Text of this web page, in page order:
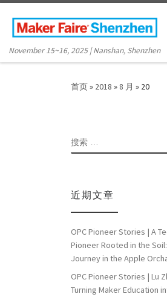
Skip to content
November 15~16, 2025 | Nanshan, Shenzhen
首页» 2018 »8 月 » 20
搜索
近期文章
OPC Pioneer Stories | A
Pioneer Rooted in the Soil:
Journey in the Apple
OPC Pioneer Stories | Lu
Turning Maker Education